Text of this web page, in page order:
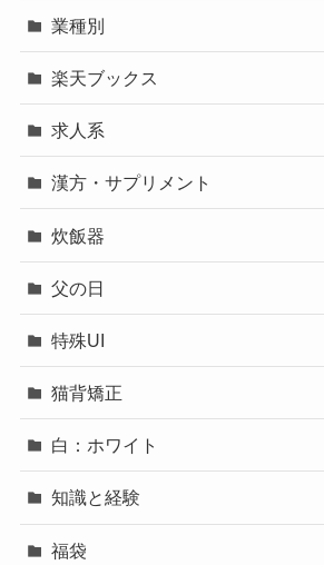
業種別
楽天ブックス
求人系
漢方・サプリメント
炊飯器
父の日
特殊UI
猫背矯正
白：ホワイト
知識と経験
福袋